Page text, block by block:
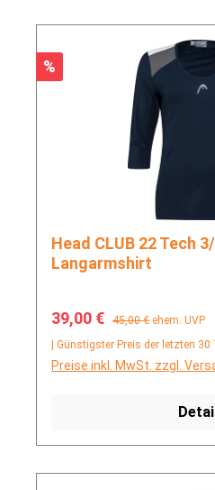
Rabatt
%
Head CLUB 22 Tech 3/4 Shirt W
Langarmshirt
Verkaufspreis:
39,00 € Regulärer Preis:
45,00 € ehem. UVP
| Günstigster Preis der letzten 30
Preise inkl. MwSt. zzgl.